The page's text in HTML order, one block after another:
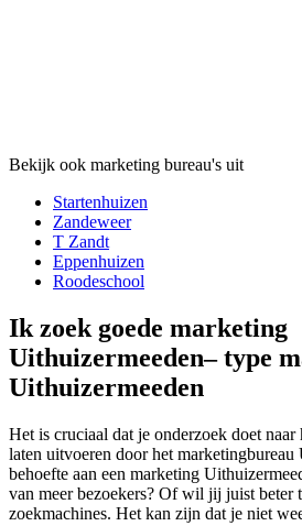
Bekijk ook marketing bureau's uit
Startenhuizen
Zandeweer
T Zandt
Eppenhuizen
Roodeschool
Ik zoek goede marketing
Uithuizermeeden– type
Uithuizermeeden
Het is cruciaal dat je onderzoek doet
laten uitvoeren door het marketingbureau
behoefte aan een marketing
van meer bezoekers? Of wil jij juist beter
zoekmachines. Het kan zijn dat je niet